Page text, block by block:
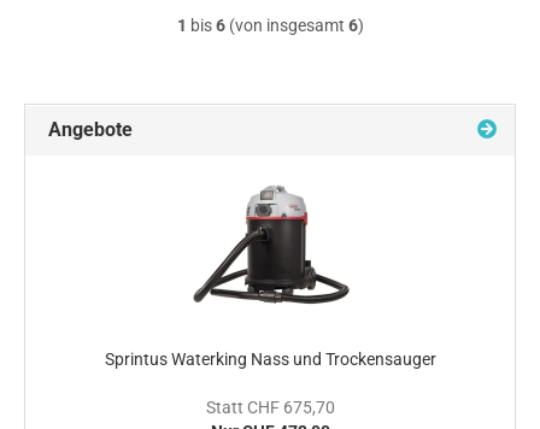
1 bis6(von insgesamt 6)
Angebote
Sprintus Waterking Nass und Trockensauger
Statt CHF 675,70